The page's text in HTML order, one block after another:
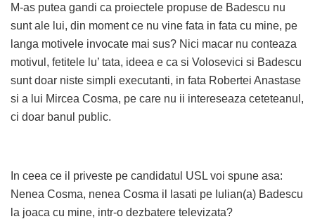
M-as putea gandi ca proiectele propuse de Badescu nu
sunt ale lui, din moment ce nu vine fata in fata cu mine, pe
langa motivele invocate mai sus? Nici macar nu conteaza
motivul, fetitele lu’ tata, ideea e ca si Volosevici si Badescu
sunt doar niste simpli executanti, in fata Robertei Anastase
si a lui Mircea Cosma, pe care nu ii intereseaza ceteteanul,
ci doar banul public.
In ceea ce il priveste pe candidatul USL voi spune asa:
Nenea Cosma, nenea Cosma il lasati pe Iulian(a) Badescu
la joaca cu mine, intr-o dezbatere televizata?